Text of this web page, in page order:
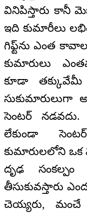
వినిపిస్తారు కానీ
ఇది కుమారీలు
గిఫ్ట్‌ను ఎంత
కుమారులు
కూడా తక్కువేమీ
సుకుమారులుగా
సెంటర్ నడవదు.
లేకుండా
కుమారులలోని ఒక
దృఢ సంకల్పం
తీసుకువస్తారు
చెయ్యరు, మంచే